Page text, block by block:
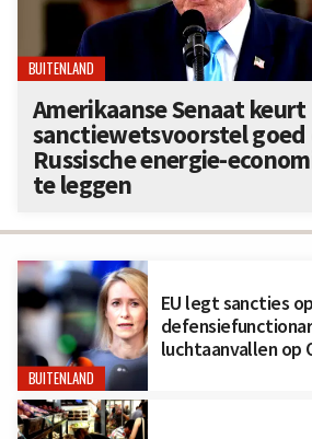
BUITENLAND
EU legt sancties
luchtaanvallen op
BUITENLAND
Amerikaanse Senaat keurt
sanctiewetsvoorstel goed
Russische energie-
te leggen